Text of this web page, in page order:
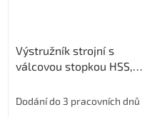
Výstružník strojní s
válcovou stopkou HSS,
Dodání do 3 pracovních dnů